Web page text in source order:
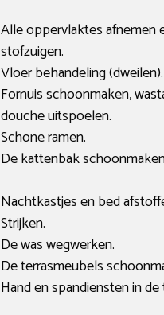
Alle oppervlaktes afnemen
stofzuigen.
Vloer behandeling (dweilen).
Fornuis schoonmaken,
douche uitspoelen.
Schone ramen.
De kattenbak
Nachtkastjes en bed
Strijken.
De was wegwerken.
De terrasmeubels
Hand en spandiensten in de